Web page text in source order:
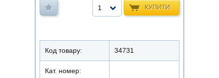
КУПИТИ
1
Код товару: 34731
Кат. номер: